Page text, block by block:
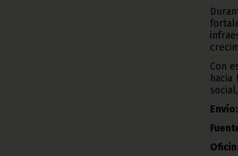
Con